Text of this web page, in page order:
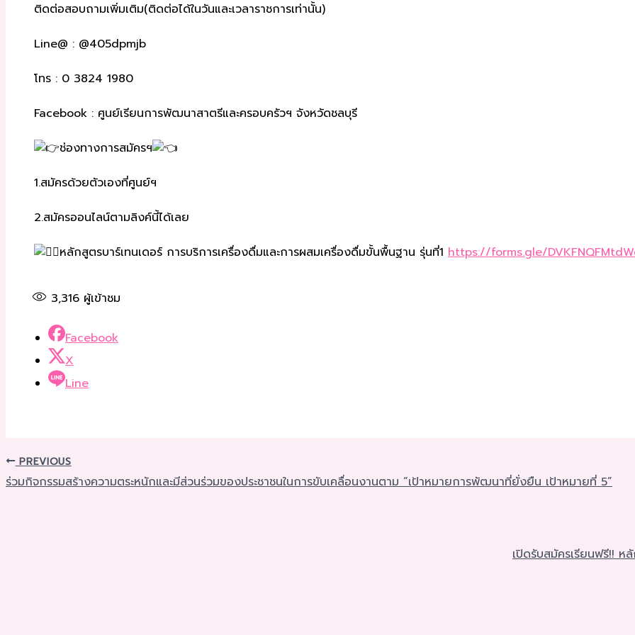
ติดต่อสอบถามเพิ่มเติม(ติดต่อได้ในวันและเวลาราชการเท่านั้น)
Line@ : @405dpmjb
โทร : 0 3824 1980
Facebook : ศูนย์เรียนการพัฒนาสาตรีและครอบครัวฯ จังหวัดชลบุรี
ช่องทางการสมัครฯ
1.สมัครด้วยตัวเองที่ศูนย์ฯ
2.สมัครออนไลน์ตามลิงค์นี้ได้เลย
หลักสูตรบาร์เทนเดอร์ การบริการเครื่องดื่มและการผสมเครื่องดื่มขั้นพื้นฐาน รุ่นที่1 https://forms.gle/
3,316 ผู้เข้าชม
Facebook
X
Line
PREVIOUS
ร่วมกิจกรรมสร้างความตระหนักและมีส่วนร่วมของประชาชนในการขับเคลื่อนงานตาม “เป้าหมายการพัฒนาที่ยั่งยืน เป้าหมายที่ 5”
เปิดรับสมัครเรียนฟรี!! ห